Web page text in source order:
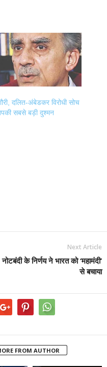
दलित-अंबेडकर विरोधी सोच
सबसे बड़ी दुश्मन
Next Article
नोटबंदी के निर्णय ने भारत को ‘महामंदी’
से बचाया
FROM AUTHOR